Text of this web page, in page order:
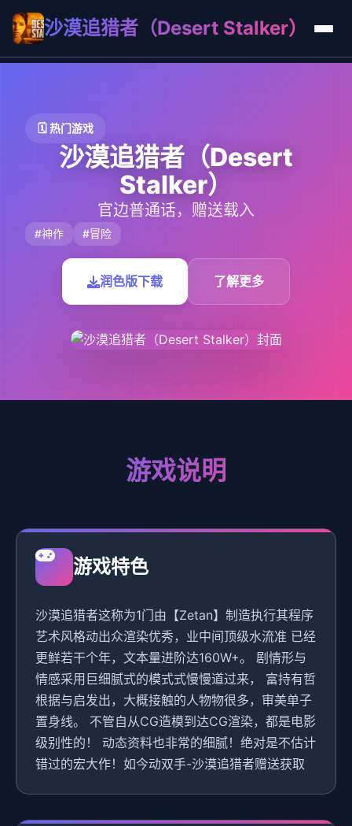
沙漠追猎者（Desert Stalker）
🗓️ 热门游戏
沙漠追猎者（Desert
Stalker）
官边普通话，赠送载入
#神作 #冒险
润色版下载 了解更多
游戏说明
游戏特色
沙漠追猎者这称为1门由【Zetan】制造执行其程序
艺术风格动出众渲染优秀，业中间顶级水流准 已经
更鲜若干个年，文本量进阶达160W+。 剧情形与
情感采用巨细腻式的模式式慢慢道过来， 富持有哲
根据与启发出，大概接触的人物物很多，审美单子
置身线。 不管自从CG造模到达CG渲染，都是电影
级别性的！ 动态资料也非常的细腻！绝对是不估计
错过的宏大作！如今动双手-沙漠追猎者赠送获取